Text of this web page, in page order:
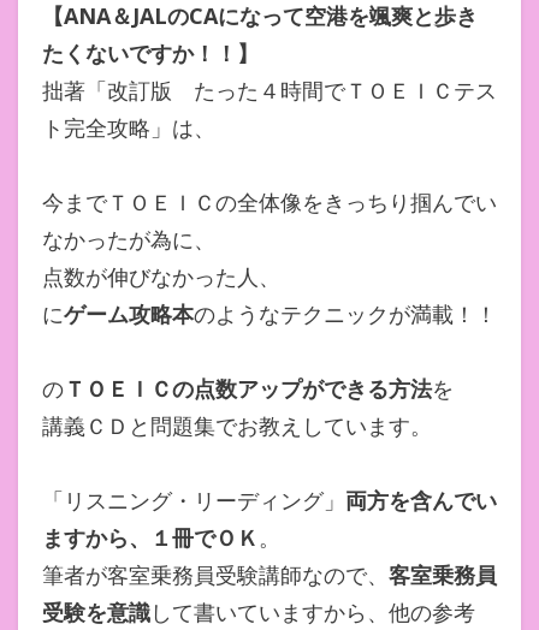
【ANA＆JALのCAになって空港を颯爽と歩き
たくないですか！！】
拙著「改訂版 たった４時間でＴＯＥＩＣテス
ト完全攻略」は、
今までＴＯＥＩＣの全体像をきっちり掴んでい
なかったが為に、
点数が伸びなかった人、
にゲーム攻略本のようなテクニックが満載！！
のＴＯＥＩＣの点数アップができる方法を
講義ＣＤと問題集でお教えしています。
「リスニング・リーディング」 両方を含んでい
ますから、１冊でＯＫ。
筆者が客室乗務員受験講師なので、 客室乗務員
受験を意識して書いていますから、他の参考